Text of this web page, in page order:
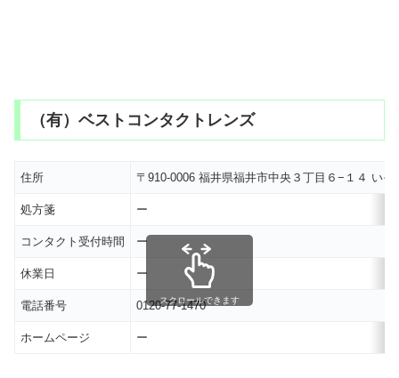
（有）ベストコンタクトレンズ
住所 〒910-0006 福井県福井市中央３丁目６−１４ い
処方箋 ー
コンタクト受付時間 ー
休業日 ー
電話番号 0120-77-1470
ホームページ ー
スクロールできます